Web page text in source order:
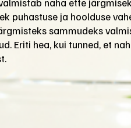
puhastuse ja hoolduse
sammudeks
Eriti hea, kui tunned, et